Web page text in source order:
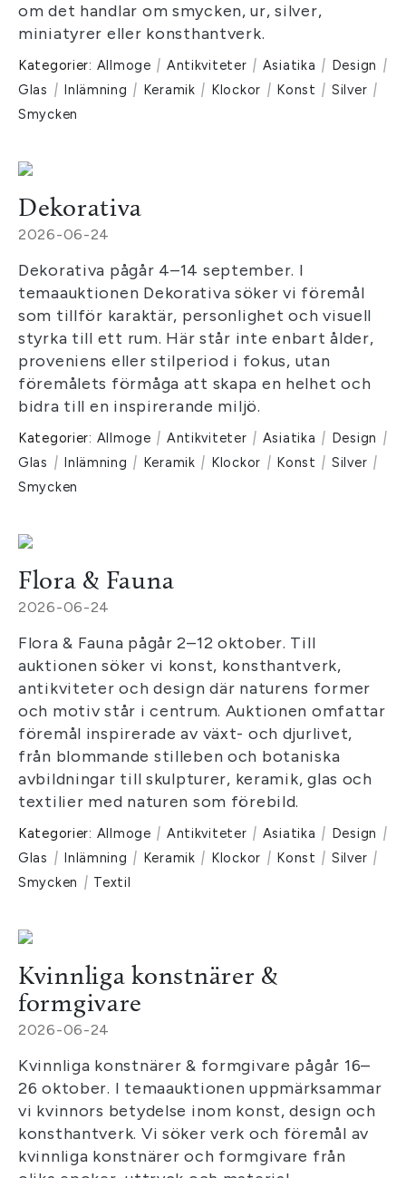
om det handlar om smycken, ur, silver,
miniatyrer eller konsthantverk.
Kategorier: Allmoge | Antikviteter | Asiatika | Design |
Glas | Inlämning | Keramik | Klockor | Konst | Silver |
Smycken
Dekorativa
2026-06-24
Dekorativa pågår 4–14 september. I
temaauktionen Dekorativa söker vi föremål
som tillför karaktär, personlighet och visuell
styrka till ett rum. Här står inte enbart ålder,
proveniens eller stilperiod i fokus, utan
föremålets förmåga att skapa en helhet och
bidra till en inspirerande miljö.
Kategorier: Allmoge | Antikviteter | Asiatika | Design |
Glas | Inlämning | Keramik | Klockor | Konst | Silver |
Smycken
Flora & Fauna
2026-06-24
Flora & Fauna pågår 2–12 oktober. Till
auktionen söker vi konst, konsthantverk,
antikviteter och design där naturens former
och motiv står i centrum. Auktionen omfattar
föremål inspirerade av växt- och djurlivet,
från blommande stilleben och botaniska
avbildningar till skulpturer, keramik, glas och
textilier med naturen som förebild.
Kategorier: Allmoge | Antikviteter | Asiatika | Design |
Glas | Inlämning | Keramik | Klockor | Konst | Silver |
Smycken | Textil
Kvinnliga konstnärer &
formgivare
2026-06-24
Kvinnliga konstnärer & formgivare pågår 16–
26 oktober. I temaauktionen uppmärksammar
vi kvinnors betydelse inom konst, design och
konsthantverk. Vi söker verk och föremål av
kvinnliga konstnärer och formgivare från